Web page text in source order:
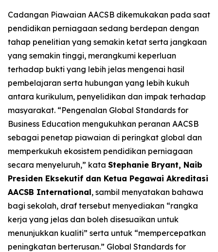
Cadangan Piawaian AACSB dikemukakan pada saat
pendidikan perniagaan sedang berdepan dengan
tahap penelitian yang semakin ketat serta jangkaan
yang semakin tinggi, merangkumi keperluan
terhadap bukti yang lebih jelas mengenai hasil
pembelajaran serta hubungan yang lebih kukuh
antara kurikulum, penyelidikan dan impak terhadap
masyarakat. “Pengenalan Global Standards for
Business Education mengukuhkan peranan AACSB
sebagai penetap piawaian di peringkat global dan
memperkukuh ekosistem pendidikan perniagaan
secara menyeluruh,” kata Stephanie Bryant, Naib
Presiden Eksekutif dan Ketua Pegawai Akreditasi
AACSB International, sambil menyatakan bahawa
bagi sekolah, draf tersebut menyediakan “rangka
kerja yang jelas dan boleh disesuaikan untuk
menunjukkan kualiti” serta untuk “mempercepatkan
peningkatan berterusan.” Global Standards for